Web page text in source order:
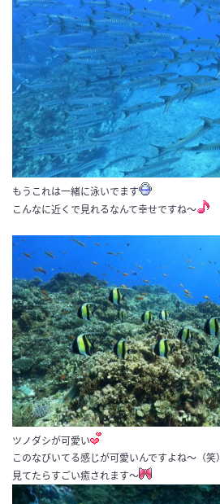
もうこれは一緒に泳いでます
こんなに近くで見れるなんて幸せですね〜
ツノダシが可愛い
このなびいてる感じが可愛いんですよね〜（笑）
見てたらすごい癒されます〜